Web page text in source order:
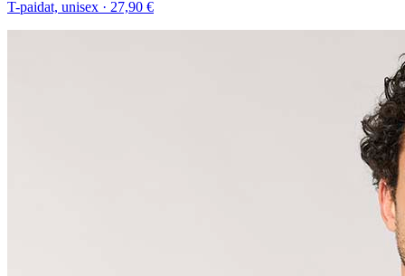
T-paidat, unisex · 27,90 €